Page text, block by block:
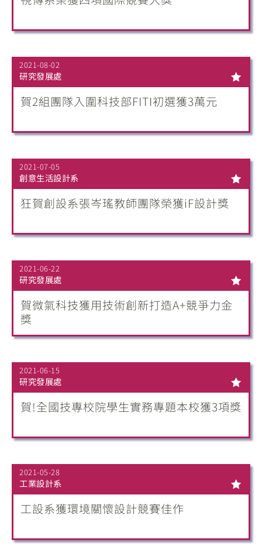
2021-08-02
研究發展處
賀2組團隊入圍科技部FITI初選獲3萬元
2021-07-05
創意生活設計系
狂賀創設系張岑瑤教師團隊榮獲iF設計獎
2021-06-22
研究發展處
賀微氣科技獲用技術創新打造A+競爭力金
獎
2021-06-15
研究發展處
賀!全國技專校院學生實務專題本校獲3項獎
2021-05-28
工業設計系
工設系獲環境關懷設計競賽佳作